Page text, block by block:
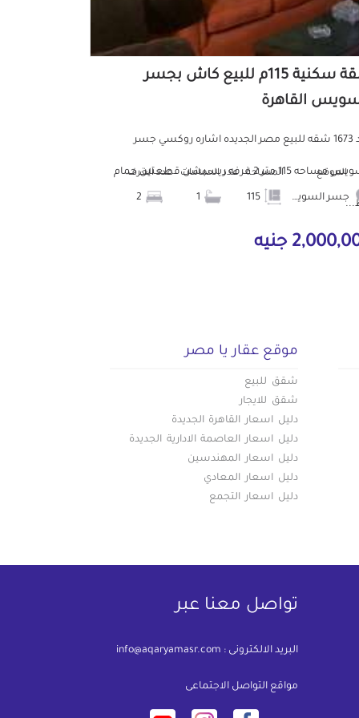
شقة سكنية 115م للبيع كاش بجسر
القاهرة
كود 1673 شقه للبيع مصر الجديده اشاره روكسي جسر
السويس مساحه 115 متر 2 غرفه ريسبشن قطعتين حمام الموقع
جسر السويس
المساحة عدد الحمامات عدد الغرف
جنيه
موقع عقار يا مصر
شقق للبيع
شقق للايجار
دليل اسعار القاهرة الجديدة
دليل اسعار العاصمة الادارية الجديدة
دليل اسعار المهندسين
دليل اسعار المعادي
دليل اسعار التجمع
تواصل معنا عبر
البريد الالكترونى : info@aqaryamasr.com
مواقع التواصل الاجتماعى